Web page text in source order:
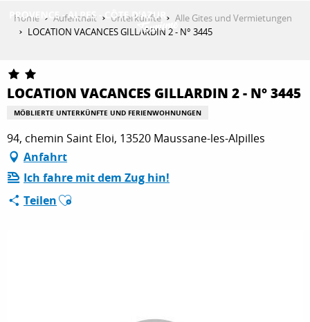
ENTDECKEN
AKTIVITÄTEN
AUFENTHALT
Home Aufenthalt Unterkünfte
Alle Gites und Vermietungen
LOCATION VACANCES GILLARDIN 2 - N° 3445
LOCATION VACANCES GILLARDIN 2 - N° 3445
MÖBLIERTE UNTERKÜNFTE UND FERIENWOHNUNGEN
94, chemin Saint Eloi, 13520 Maussane-les-Alpilles
Anfahrt
Ich fahre mit dem Zug hin!
TeilenAjouter aux favoris